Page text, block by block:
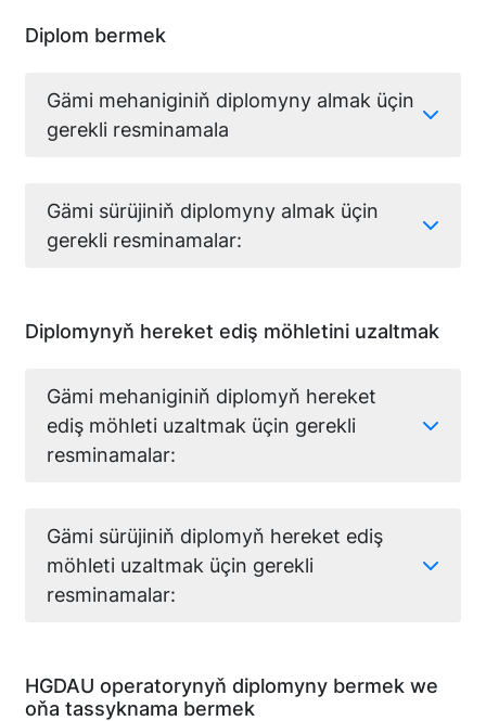
Diplom bermek
Gämi mehaniginiň diplomyny almak üçin
gerekli resminamala
Gämi sürüjiniň diplomyny almak üçin
gerekli resminamalar:
Diplomynyň hereket ediş möhletini uzaltmak
Gämi mehaniginiň diplomyň hereket
ediş möhleti uzaltmak üçin gerekli
resminamalar:
Gämi sürüjiniň diplomyň hereket ediş
möhleti uzaltmak üçin gerekli
resminamalar:
HGDAU operatorynyň diplomyny bermek we
oňa tassyknama bermek